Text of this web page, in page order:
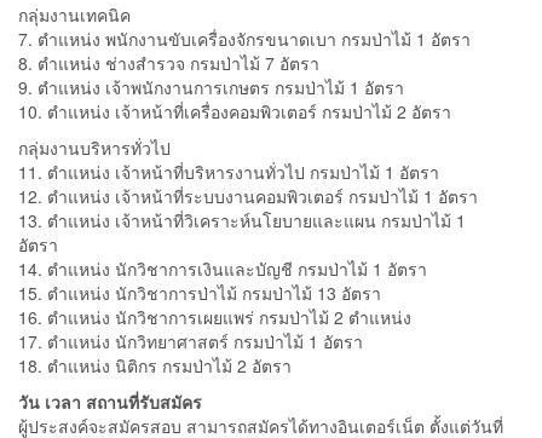
กลุ่มงานเทคนิค
7. ตำแหน่ง พนักงานขับเครื่องจักรขนาดเบา กรมป่าไม้ 1 อัตรา
8. ตำแหน่ง ช่างสำรวจ กรมป่าไม้ 7 อัตรา
9. ตำแหน่ง เจ้าพนักงานการเกษตร กรมป่าไม้ 1 อัตรา
10. ตำแหน่ง เจ้าหน้าที่เครื่องคอมพิวเตอร์ กรมป่าไม้ 2 อัตรา
กลุ่มงานบริหารทั่วไป
11. ตำแหน่ง เจ้าหน้าที่บริหารงานทั่วไป กรมป่าไม้ 1 อัตรา
12. ตำแหน่ง เจ้าหน้าที่ระบบงานคอมพิวเตอร์ กรมป่าไม้ 1 อัตรา
13. ตำแหน่ง เจ้าหน้าที่วิเคราะห์นโยบายและแผน กรมป่าไม้ 1
อัตรา
14. ตำแหน่ง นักวิชาการเงินและบัญชี กรมป่าไม้ 1 อัตรา
15. ตำแหน่ง นักวิชาการป่าไม้ กรมป่าไม้ 13 อัตรา
16. ตำแหน่ง นักวิชาการเผยแพร่ กรมป่าไม้ 2 ตำแหน่ง
17. ตำแหน่ง นักวิทยาศาสตร์ กรมป่าไม้ 1 อัตรา
18. ตำแหน่ง นิติกร กรมป่าไม้ 2 อัตรา
วัน เวลา สถานที่รับสมัคร
ผู้ประสงค์จะสมัครสอบ สามารถสมัครได้ทางอินเตอร์เน็ต ตั้งแต่วันที่